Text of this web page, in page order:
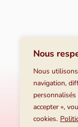
Nous
Nous
navigation,
accepter »,
cookies.